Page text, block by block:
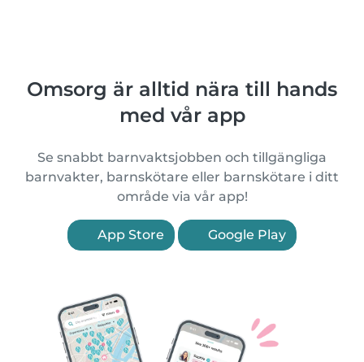
Omsorg är alltid nära till hands
med vår app
Se snabbt barnvaktsjobben och tillgängliga
barnvakter, barnskötare eller barnskötare i ditt
område via vår app!
App Store Google Play